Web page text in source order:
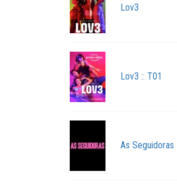
Lov3
Lov3 :: T01
As Seguidoras